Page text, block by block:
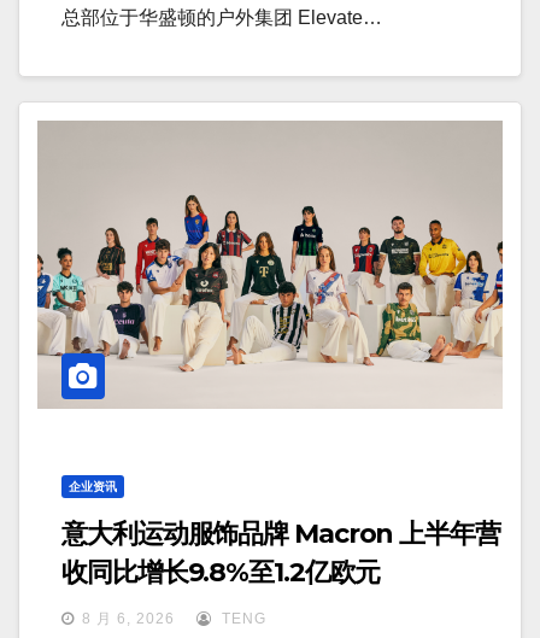
总部位于华盛顿的户外集团 Elevate…
企业资讯
意大利运动服饰品牌 Macron 上半年营
收同比增长9.8%至1.2亿欧元
8 月 6, 2026 TENG